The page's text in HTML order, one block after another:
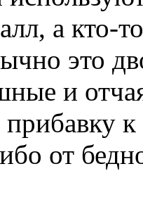
а кто-
это
и
прибавку
от